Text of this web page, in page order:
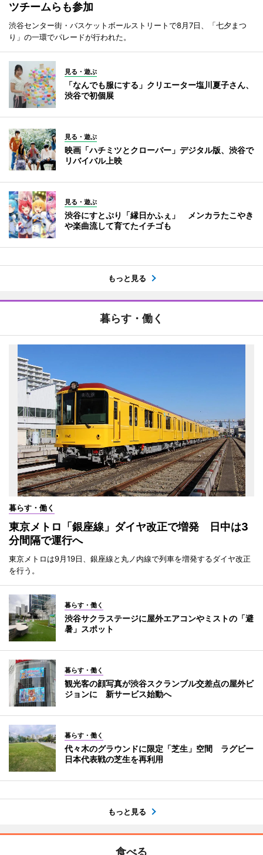
ツチームらも参加
渋谷センター街・バスケットボールストリートで8月7日、「七夕まつ
り」の一環でパレードが行われた。
見る・遊ぶ
「なんでも服にする」クリエーター塩川夏子さん、
渋谷で初個展
見る・遊ぶ
映画「ハチミツとクローバー」デジタル版、渋谷で
リバイバル上映
見る・遊ぶ
渋谷にすとぷり「縁日かふぇ」 メンカラたこやき
や楽曲流して育てたイチゴも
もっと見る
暮らす・働く
暮らす・働く
東京メトロ「銀座線」ダイヤ改正で増発 日中は3
分間隔で運行へ
東京メトロは9月19日、銀座線と丸ノ内線で列車を増発するダイヤ改正
を行う。
暮らす・働く
渋谷サクラステージに屋外エアコンやミストの「避
暑」スポット
暮らす・働く
観光客の顔写真が渋谷スクランブル交差点の屋外ビ
ジョンに 新サービス始動へ
暮らす・働く
代々木のグラウンドに限定「芝生」空間 ラグビー
日本代表戦の芝生を再利用
もっと見る
食べる